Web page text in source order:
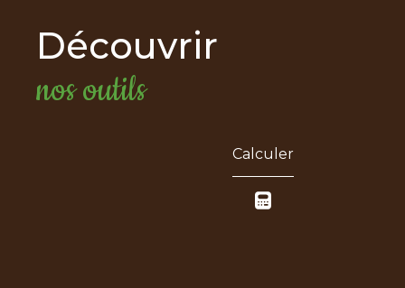
découvrir
nos outils
Calculer